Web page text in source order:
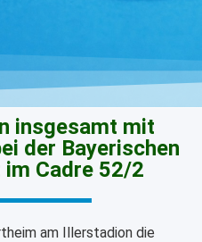
insgesamt mit
der Bayerischen
Cadre 52/2
am Illerstadion die